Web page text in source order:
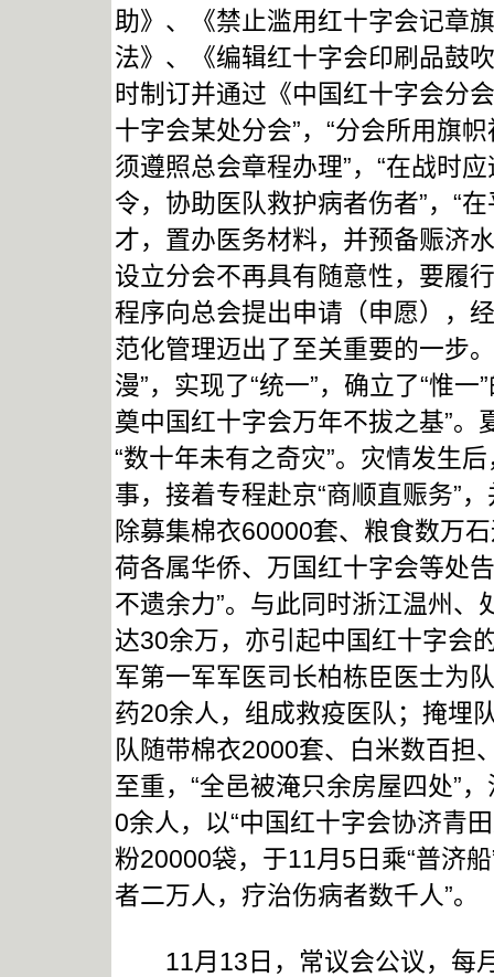
助》、《禁止滥用红十字会记章
法》、《编辑红十字会印刷品鼓
时制订并通过《中国红十字会分
十字会某处分会”，“分会所用旗
须遵照总会章程办理”，“在战时
令，协助医队救护病者伤者”，“
才，置办医务材料，并预备赈济
设立分会不再具有随意性，要履
程序向总会提出申请（申愿），
范化管理迈出了至关重要的一步
漫”，实现了“统一”，确立了“惟
奠中国红十字会万年不拔之基”
“数十年未有之奇灾”。灾情发生
事，接着专程赴京“商顺直赈务”
除募集棉衣60000套、粮食数万
荷各属华侨、万国红十字会等处
不遗余力”。与此同时浙江温州
达30余万，亦引起中国红十字会
军第一军军医司长柏栋臣医士为
药20余人，组成救疫医队；掩埋
队随带棉衣2000套、白米数百担
至重，“全邑被淹只余房屋四处”
0余人，以“中国红十字会协济青
粉20000袋，于11月5日乘“普济
者二万人，疗治伤病者数千人”。
11月13日，常议会公议，每月